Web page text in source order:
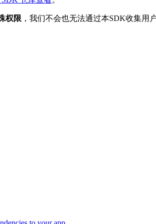
权限 ，我们不会也无法通过本SDK收集用